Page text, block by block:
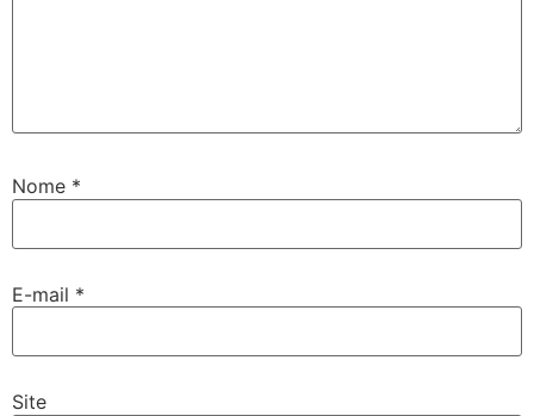
Nome *
E-mail *
Site